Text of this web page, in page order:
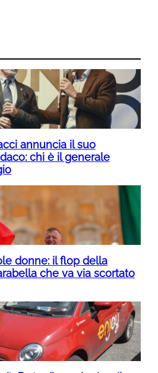
annuncia il suo
chi è il generale
donne: il flop della
che va via scortato